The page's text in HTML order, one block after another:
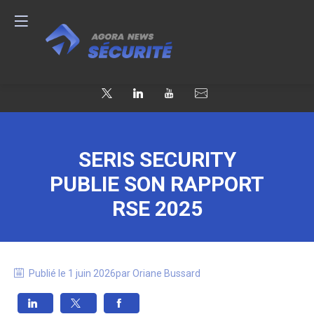
SERIS SECURITY
PUBLIE SON RAPPORT
RSE 2025
Publié le 1 juin 2026parOriane Bussard